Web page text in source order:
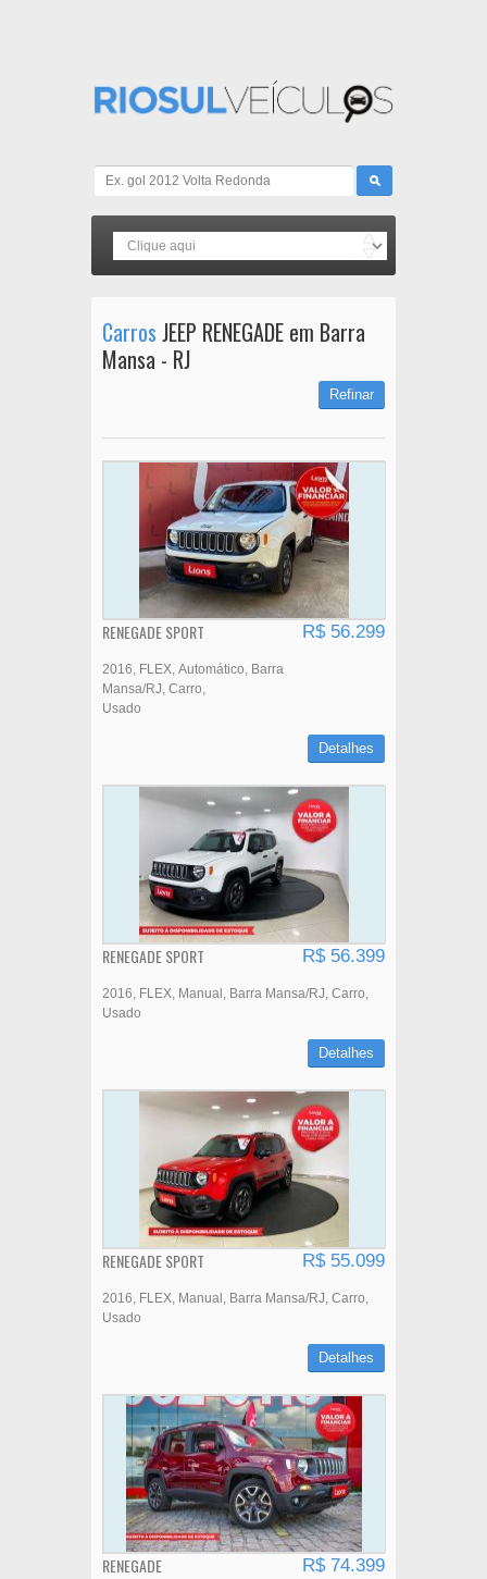
Carros JEEP RENEGADE em Barra
Mansa - RJ
Refinar
RENEGADE SPORT R$ 56.299
2016 FLEX Automático
Barra
Mansa/RJ Carro
Usado
Detalhes
RENEGADE SPORT R$ 56.399
2016 FLEX Manual Barra Mansa/RJ Carro
Usado
Detalhes
RENEGADE SPORT R$ 55.099
2016 FLEX Manual Barra Mansa/RJ Carro
Usado
Detalhes
RENEGADE R$ 74.399